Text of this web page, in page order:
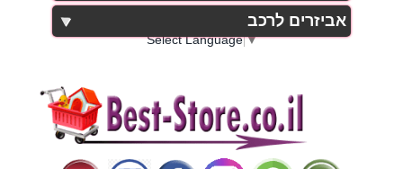
אביזרים לרכב
Select Language▼